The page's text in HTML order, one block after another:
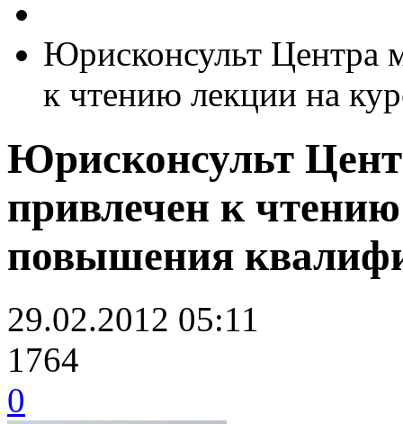
Юрисконсульт Центра
к чтению лекции на
Юрисконсульт
привлечен к
повышения
29.02.2012 05:11
1764
0